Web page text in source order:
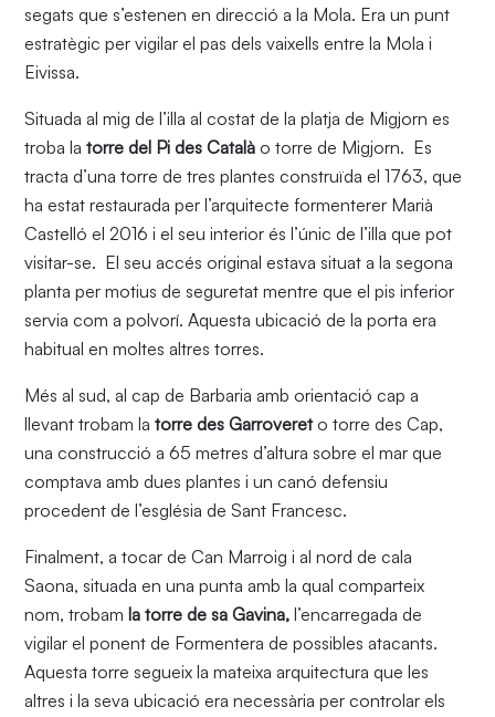
segats que s’estenen en direcció a la Mola. Era un punt
estratègic per vigilar el pas dels vaixells entre la Mola i
Eivissa.
Situada al mig de l’illa al costat de la platja de Migjorn es
troba latorre del Pi des Català o torre de Migjorn. Es
tracta d’una torre de tres plantes construïda el 1763, que
ha estat restaurada per l’arquitecte formenterer Marià
Castelló el 2016 i el seu interior és l’únic de l’illa que pot
visitar-se. El seu accés original estava situat a la segona
planta per motius de seguretat mentre que el pis inferior
servia com a polvorí. Aquesta ubicació de la porta era
habitual en moltes altres torres.
Més al sud, al cap de Barbaria amb orientació cap a
llevant trobam latorre des Garrovereto torre des Cap,
una construcció a 65 metres d’altura sobre el mar que
comptava amb dues plantes i un canó defensiu
procedent de l’església de Sant Francesc.
Finalment, a tocar de Can Marroig i al nord de cala
Saona, situada en una punta amb la qual comparteix
nom, trobam la torre de sa Gavina, l’encarregada de
vigilar el ponent de Formentera de possibles atacants.
Aquesta torre segueix la mateixa arquitectura que les
altres i la seva ubicació era necessària per controlar els